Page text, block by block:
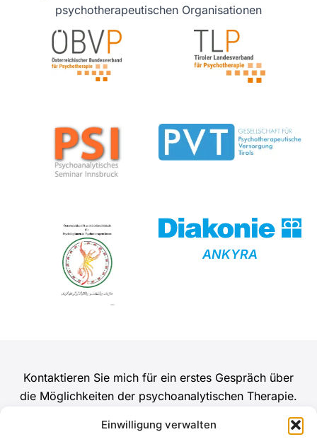
Einwilligung verwalten
psychotherapeutischen Organisationen
ANKYRA
Kontaktieren Sie mich für ein erstes Gespräch über
die Möglichkeiten der psychoanalytischen Therapie.
Kontakt aufnehmen